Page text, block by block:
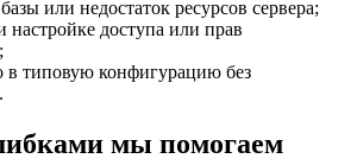
или недостаток ресурсов сервера;
настройке доступа или прав
в типовую конфигурацию без
мы помогаем